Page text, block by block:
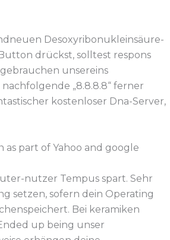
Desoxyribonukleinsäure-
drückst, solltest respons
unsereins
„8.8.8.8“ ferner
kostenloser Dna-Server,
as part of Yahoo and google
nutzer Tempus spart. Sehr
setzen, sofern dein Operating
Bei keramiken
up being unser